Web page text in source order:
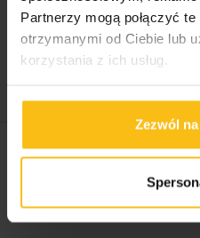
Partnerzy mogą połączyć
otrzymanymi od Ciebie lub
korzystania z ich usług.
Zezwól
Kategorie: OUTLET, Dla
Real
Podobne produkty